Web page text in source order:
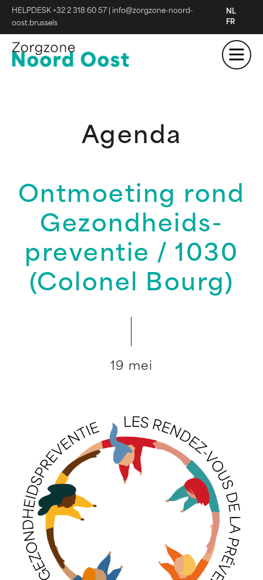
HELPDESK +32 2 318 60 57
info@zorgzone-noord-
oost.brussels
NL
FR
Agenda
Ontmoeting rond
Gezondheids-
preventie / 1030
(Colonel Bourg)
19 mei